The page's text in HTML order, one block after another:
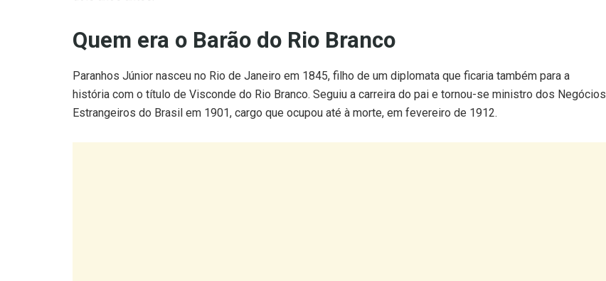
Quem era o Barão do Rio Branco
Paranhos Júnior nasceu no Rio de Janeiro em 1845, filho de um diplomata que ficaria também para a
história com o título de Visconde do Rio Branco. Seguiu a carreira do pai e tornou-se ministro dos Negócios
Estrangeiros do Brasil em 1901, cargo que ocupou até à morte, em fevereiro de 1912.